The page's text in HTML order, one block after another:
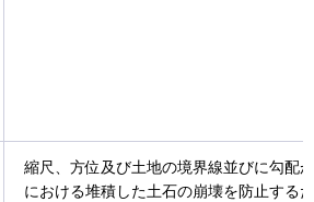
縮尺、方位及び土地の境界線並びに勾配
における堆積した土石の崩壊を防止する